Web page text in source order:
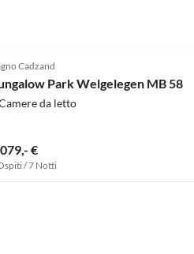
Cadzand
Park Welgelegen MB 58
da letto
€
/ 7 Notti